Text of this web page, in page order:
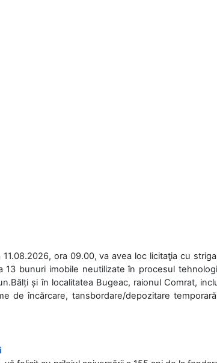
ora 09.00, va avea loc licitaţia cu
bunuri imobile neutilizate în procesul
și în localitatea Bugeac, raionul Comrat,
de încărcare, tansbordare/depozitare